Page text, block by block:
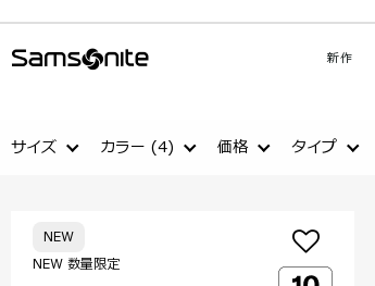
新作
サイズ カラー (4) 価格 タイプ
NEW 数量限定
NEW